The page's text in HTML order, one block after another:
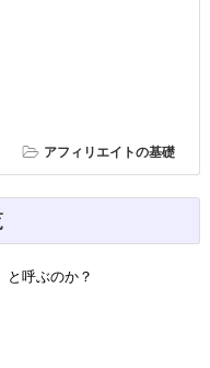
アフィリエイトの基礎
と呼ぶのか？